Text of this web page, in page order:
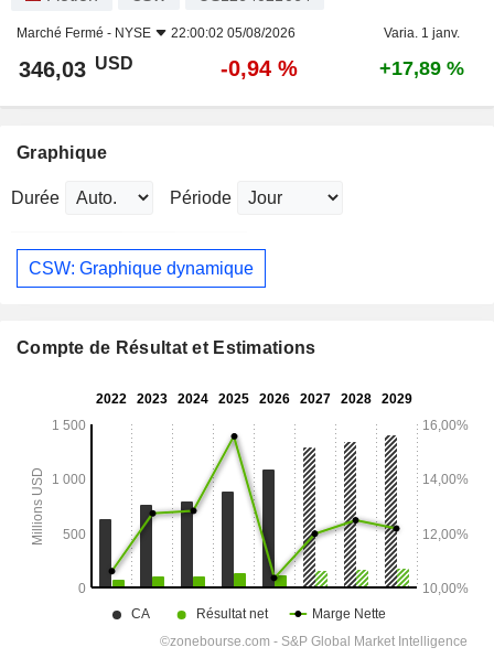
Marché Fermé - NYSE 22:00:02 05/08/2026 Varia. 1 janv.
346,03 USD -0,94 % +17,89 %
Graphique
Durée Période
CSW: Graphique dynamique
Compte de Résultat et Estimations